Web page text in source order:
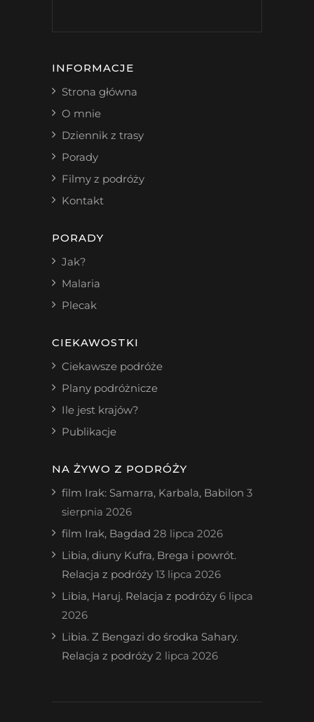
INFORMACJE
Strona główna
O mnie
Dziennik z trasy
Porady
Filmy z podróży
Kontakt
PORADY
Jak?
Malaria
Plecak
CIEKAWOSTKI
Ciekawsze podróże
Plany podróżnicze
Ile jest krajów?
Publikacje
NA ŻYWO Z PODRÓŻY
film Irak: Samarra, Karbala, Babilon 3
sierpnia 2026
film Irak, Bagdad 28 lipca 2026
Libia, diuny Kufra, Brega i powrót.
Relacja z podróży 13 lipca 2026
Libia, Haruj. Relacja z podróży 6 lipca
2026
Libia. Z Bengazi do środka Sahary.
Relacja z podróży 2 lipca 2026